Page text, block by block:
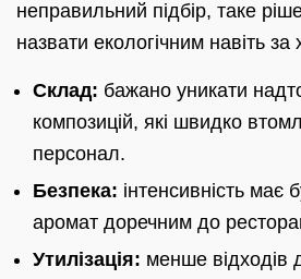
неправильний підбір, таке
назвати екологічним навіть
Склад: бажано уникати
композицій, які швидко
персонал.
Безпека: інтенсивність має
аромат доречним до
Утилізація: менше відходів